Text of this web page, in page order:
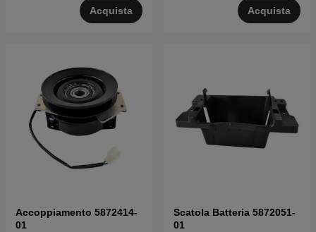
Acquista Acquista
Accoppiamento 5872414-
01
Scatola Batteria 5872051-
01